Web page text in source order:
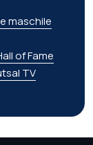
maschile
of Fame
TV